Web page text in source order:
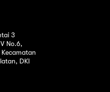
3
No.6,
DKI